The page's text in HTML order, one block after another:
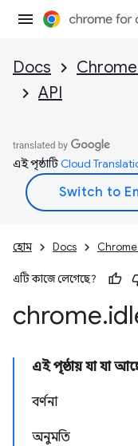
Docs
API
এই পৃষ্ঠাটিCloud
হোম Docs
এটি কাজে লেগেছে?
chrome.
এই পৃষ্ঠায় যা যা
বর্ণনা
অনুমতি